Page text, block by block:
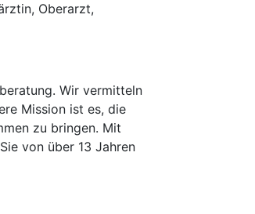
Oberarzt,
Wir vermitteln
Mission ist es, die
zu bringen. Mit
von über 13 Jahren